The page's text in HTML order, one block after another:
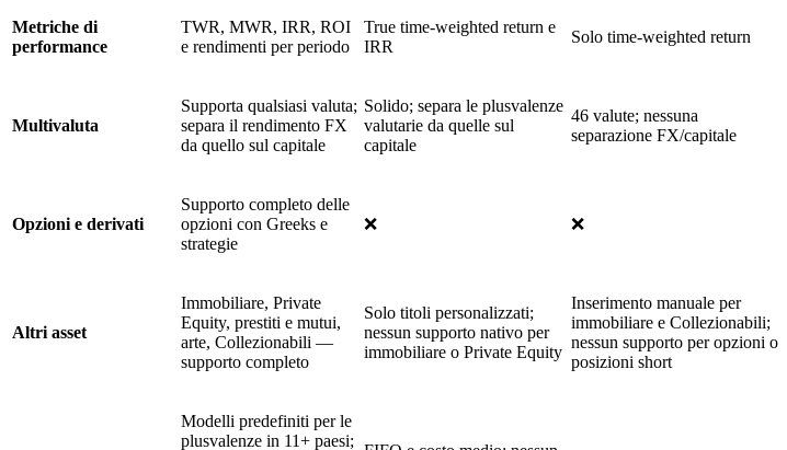
Metriche di
performance
TWR, MWR, IRR, ROI
e rendimenti per periodo
True time-weighted return e
IRR
Solo time-weighted return
Multivaluta
Supporta qualsiasi valuta;
separa il rendimento FX
da quello sul capitale
Solido; separa le plusvalenze
valutarie da quelle sul
capitale
46 valute; nessuna
separazione FX/capitale
Opzioni e derivati
Supporto completo delle
opzioni con Greeks e
strategie
❌ ❌
Altri asset
Immobiliare, Private
Equity, prestiti e mutui,
arte, Collezionabili —
supporto completo
Solo titoli personalizzati;
nessun supporto nativo per
immobiliare o Private Equity
Inserimento manuale per
immobiliare e Collezionabili;
nessun supporto per opzioni o
posizioni short
Modelli predefiniti per le
plusvalenze in 11+ paesi;